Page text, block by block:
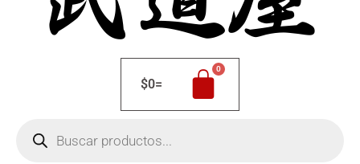
$0=
productos